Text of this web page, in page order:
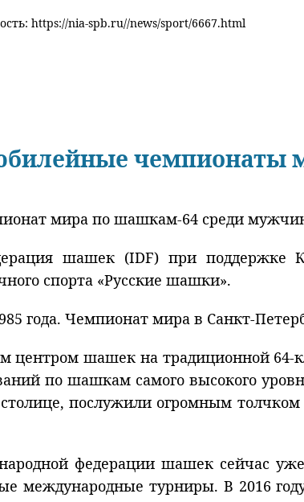
https://nia-spb.ru//news/sport/6667.html
мира по шашкам-64 среди
шашек (IDF) при поддержке
спорта «Русские шашки».
года. Чемпионат мира в Санкт-
центром шашек на традиционной 64-
по шашкам самого высокого
столице, послужили огромным
федерации шашек сейчас уже
международные турниры. В 2016